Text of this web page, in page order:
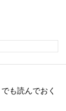
も読んでおく